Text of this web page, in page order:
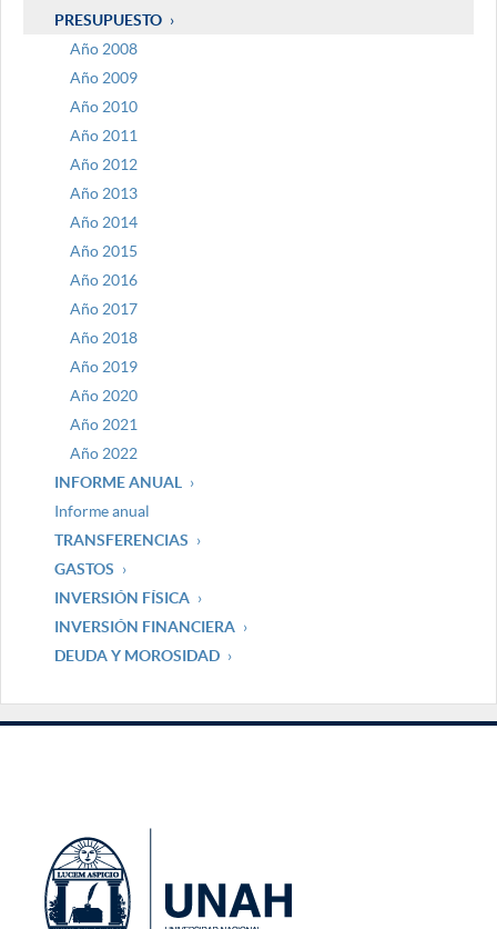
PRESUPUESTO
Año 2008
Año 2009
Año 2010
Año 2011
Año 2012
Año 2013
Año 2014
Año 2015
Año 2016
Año 2017
Año 2018
Año 2019
Año 2020
Año 2021
Año 2022
INFORME ANUAL
Informe anual
TRANSFERENCIAS
GASTOS
INVERSIÓN FÍSICA
INVERSIÓN FINANCIERA
DEUDA Y MOROSIDAD